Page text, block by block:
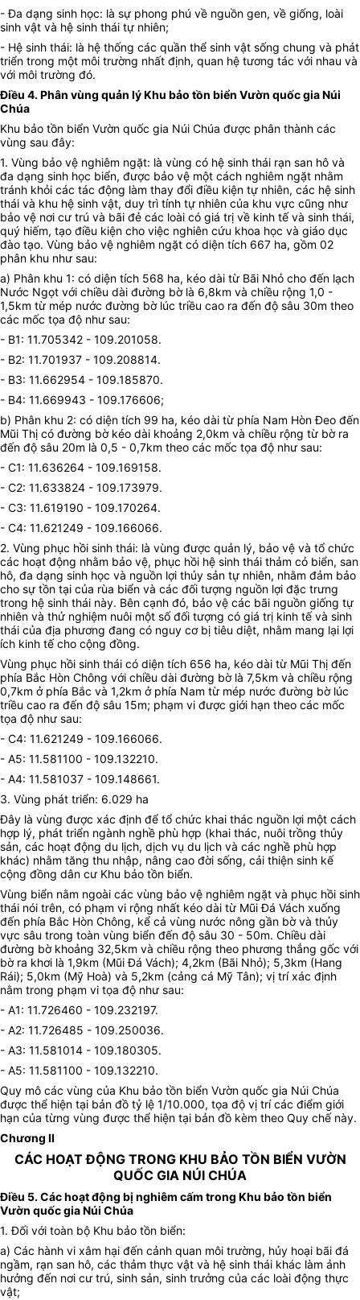
- Đa dạng sinh học: là sự phong phú về nguồn gen, về giống, loài
sinh vật và hệ sinh thái tự nhiên;
- Hệ sinh thái: là hệ thống các quần thể sinh vật sống chung và phát
triển trong một môi trường nhất định, quan hệ tương tác với nhau và
với môi trường đó.
Điều 4. Phân vùng quản lý Khu bảo tồn biển Vườn quốc gia Núi
Chúa
Khu bảo tồn biển Vườn quốc gia Núi Chúa được phân thành các
vùng sau đây:
1. Vùng bảo vệ nghiêm ngặt: là vùng có hệ sinh thái rạn san hô và
đa dạng sinh học biển, được bảo vệ một cách nghiêm ngặt nhằm
tránh khỏi các tác động làm thay đổi điều kiện tự nhiên, các hệ sinh
thái và khu hệ sinh vật, duy trì tính tự nhiên của khu vực cũng như
bảo vệ nơi cư trú và bãi đẻ các loài có giá trị về kinh tế và sinh thái,
quý hiếm, tạo điều kiện cho việc nghiên cứu khoa học và giáo dục
đào tạo. Vùng bảo vệ nghiêm ngặt có diện tích 667 ha, gồm 02
phân khu như sau:
a) Phân khu 1: có diện tích 568 ha, kéo dài từ Bãi Nhỏ cho đến lạch
Nước Ngọt với chiều dài đường bờ là 6,8km và chiều rộng 1,0 -
1,5km từ mép nước đường bờ lúc triều cao ra đến độ sâu 30m theo
các mốc tọa độ như sau:
- B1: 11.705342 - 109.201058.
- B2: 11.701937 - 109.208814.
- B3: 11.662954 - 109.185870.
- B4: 11.669943 - 109.176606;
b) Phân khu 2: có diện tích 99 ha, kéo dài từ phía Nam Hòn Đeo đến
Mũi Thị có đường bờ kéo dài khoảng 2,0km và chiều rộng từ bờ ra
đến độ sâu 20m là 0,5 - 0,7km theo các mốc tọa độ như sau:
- C1: 11.636264 - 109.169158.
- C2: 11.633824 - 109.173979.
- C3: 11.619190 - 109.170264.
- C4: 11.621249 - 109.166066.
2. Vùng phục hồi sinh thái: là vùng được quản lý, bảo vệ và tổ chức
các hoạt động nhằm bảo vệ, phục hồi hệ sinh thái thảm cỏ biển, san
hô, đa dạng sinh học và nguồn lợi thủy sản tự nhiên, nhằm đảm bảo
cho sự tồn tại của rùa biển và các đối tượng nguồn lợi đặc trưng
trong hệ sinh thái này. Bên cạnh đó, bảo vệ các bãi nguồn giống tự
nhiên và thử nghiệm nuôi một số đối tượng có giá trị kinh tế và sinh
thái của địa phương đang có nguy cơ bị tiêu diệt, nhằm mang lại lợi
ích kinh tế cho cộng đồng.
Vùng phục hồi sinh thái có diện tích 656 ha, kéo dài từ Mũi Thị đến
phía Bắc Hòn Chông với chiều dài đường bờ là 7,5km và chiều rộng
0,7km ở phía Bắc và 1,2km ở phía Nam từ mép nước đường bờ lúc
triều cao ra đến độ sâu 15m; phạm vi được giới hạn theo các mốc
tọa độ như sau:
- C4: 11.621249 - 109.166066.
- A5: 11.581100 - 109.132210.
- A4: 11.581037 - 109.148661.
3. Vùng phát triển: 6.029 ha
Đây là vùng được xác định để tổ chức khai thác nguồn lợi một cách
hợp lý, phát triển ngành nghề phù hợp (khai thác, nuôi trồng thủy
sản, các hoạt động du lịch, dịch vụ du lịch và các nghề phù hợp
khác) nhằm tăng thu nhập, nâng cao đời sống, cải thiện sinh kế
cộng đồng dân cư Khu bảo tồn biển.
Vùng biển nằm ngoài các vùng bảo vệ nghiêm ngặt và phục hồi sinh
thái nói trên, có phạm vi rộng nhất kéo dài từ Mũi Đá Vách xuống
đến phía Bắc Hòn Chông, kể cả vùng nước nông gần bờ và thủy
vực sâu trong toàn vùng biển đến độ sâu 30 - 50m. Chiều dài
đường bờ khoảng 32,5km và chiều rộng theo phương thẳng gốc với
bờ ra khơi là 1,9km (Mũi Đá Vách); 4,2km (Bãi Nhỏ); 5,3km (Hang
Rái); 5,0km (Mỹ Hoà) và 5,2km (cảng cá Mỹ Tân); vị trí xác định
nằm trong phạm vi tọa độ như sau:
- A1: 11.726460 - 109.232197.
- A2: 11.726485 - 109.250036.
- A3: 11.581014 - 109.180305.
- A5: 11.581100 - 109.132210.
Quy mô các vùng của Khu bảo tồn biển Vườn quốc gia Núi Chúa
được thể hiện tại bản đồ tỷ lệ 1/10.000, tọa độ vị trí các điểm giới
hạn của từng vùng được thể hiện tại bản đồ kèm theo Quy chế này.
Chương II
CÁC HOẠT ĐỘNG TRONG KHU BẢO TỒN BIỂN VƯỜN
QUỐC GIA NÚI CHÚA
Điều 5. Các hoạt động bị nghiêm cấm trong Khu bảo tồn biển
Vườn quốc gia Núi Chúa
1. Đối với toàn bộ Khu bảo tồn biển:
a) Các hành vi xâm hại đến cảnh quan môi trường, hủy hoại bãi đá
ngầm, rạn san hô, các thảm thực vật và hệ sinh thái khác làm ảnh
hưởng đến nơi cư trú, sinh sản, sinh trưởng của các loài động thực
vật;